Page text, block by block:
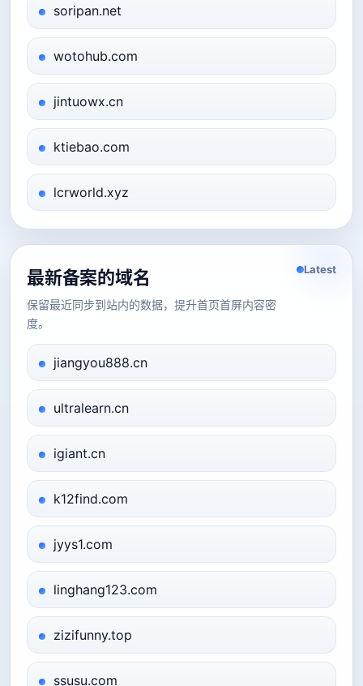
soripan.net
wotohub.com
jintuowx.cn
ktiebao.com
lcrworld.xyz
最新备案的域名
保留最近同步到站内的数据，提升首页首屏内容密
度。
Latest
jiangyou888.cn
ultralearn.cn
igiant.cn
k12find.com
jyys1.com
linghang123.com
zizifunny.top
ssusu.com